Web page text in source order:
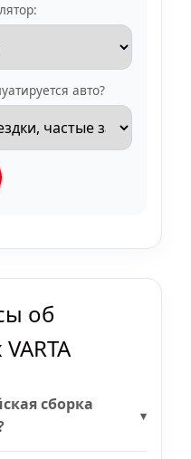
авто?
об
сборка